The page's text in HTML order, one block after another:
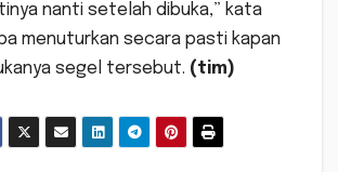
nanti setelah dibuka,” kata
menuturkan secara pasti kapan
segel tersebut. (tim)